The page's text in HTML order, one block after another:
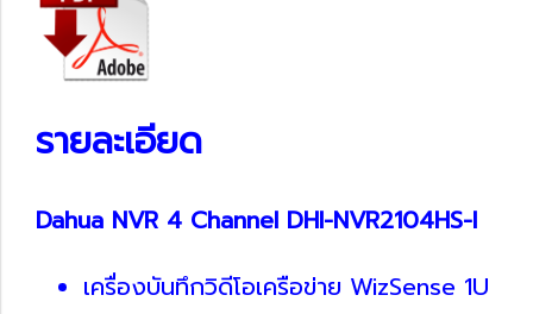
รายละเอียด
Dahua NVR 4 Channel DHI-NVR2104HS-I
เครื่องบันทึกวิดีโอเครือข่าย WizSense 1U